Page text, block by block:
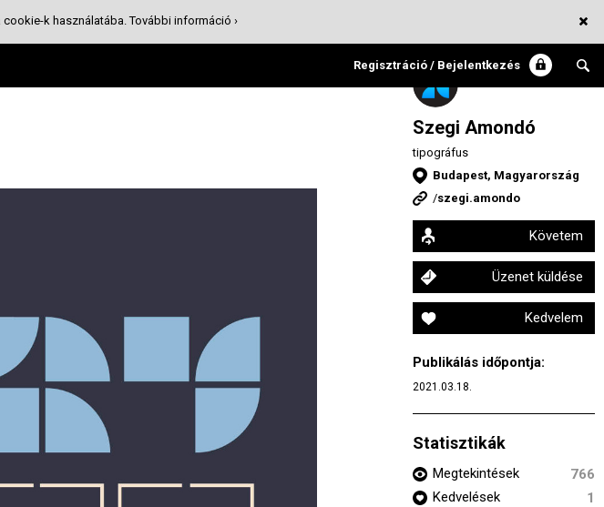
Regisztráció / Bejelentkezés
Szegi Amondó
tipográfus
Budapest, Magyarország
/szegi.amondo
Követem
Üzenet küldése
Kedvelem
Publikálás időpontja:
2021.03.18.
Statisztikák
Megtekintések
766
Kedvelések
1
cookie-k használatába.További információ ›